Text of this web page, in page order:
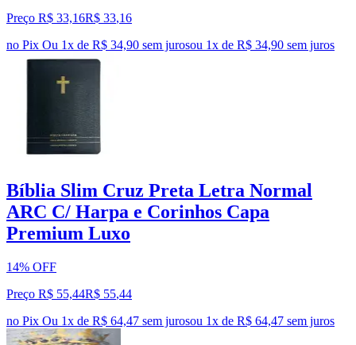
Preço R$ 33,16R$ 33,16
no Pix Ou 1x de R$ 34,90 sem jurosou 1x de R$ 34,90 sem juros
Bíblia Slim Cruz Preta Letra Normal
ARC C/ Harpa e Corinhos Capa
Premium Luxo
14% OFF
Preço R$ 55,44R$ 55,44
no Pix Ou 1x de R$ 64,47 sem jurosou 1x de R$ 64,47 sem juros